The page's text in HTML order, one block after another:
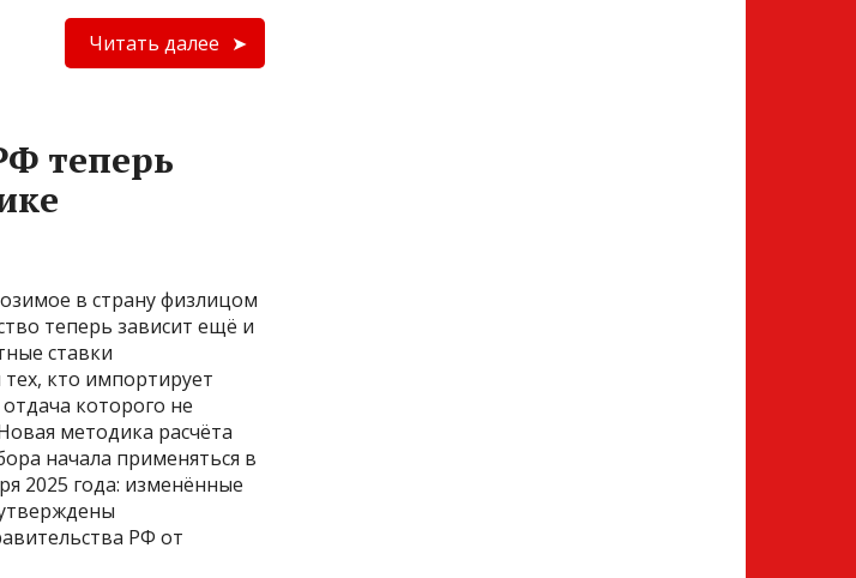
Читать далее
теперь
в страну физлицом
теперь зависит ещё и
ставки
кто импортирует
которого не
методика расчёта
начала применяться в
2025 года: изменённые
РФ от